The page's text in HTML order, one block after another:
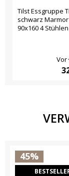
Tilst Essgruppe
schwarz
90x160 4
Vor
45%